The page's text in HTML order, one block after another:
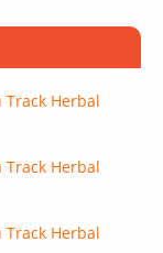
Track Herbal
Track Herbal
Track Herbal